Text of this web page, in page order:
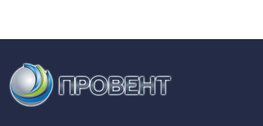
вентиляториВО 06-300 №5 (0,37 /1500 ВЗ)
наступних вузлів, які можна придбати окремо: